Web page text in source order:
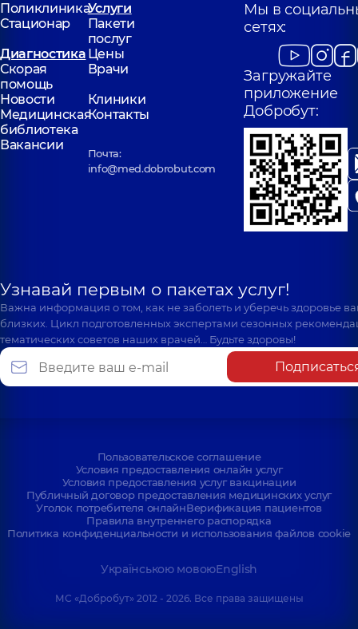
ПоликлиникаУслуги
Стационар
Пакети
послуг
Диагностика Цены
Скорая
помощь
Врачи
Новости
Клиники
Медицинская
библиотека
Контакты
Вакансии
Почта:
info@med.dobrobut.com
Мы в
сетях:
Загружайте
приложение
Добробут:
Узнавай первым о пакетах услуг!
Важна информация о том, как не заболеть и уберечь здоровье
близких. Цикл подготовленных экспертами сезонных
тематических советов наших врачей… Будьте здоровы!
Пользовательское соглашение
Условия предоставления онлайн услуг
Условия предоставления услуг вакцинации
Публичный договор предоставления медицинских услуг
Уголок потребителя онлайнВерификация пациентов
Правила внутреннего распорядка
Политика конфиденциальности и использования файлов cookie
Українською мовоюEnglish
МС «Добробут» 2012 - 2026. Все права защищены